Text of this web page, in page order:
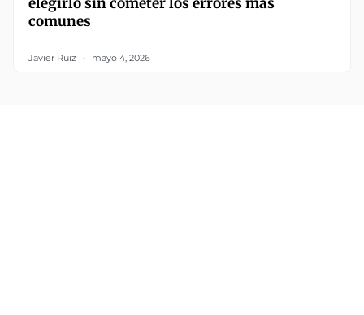
comunes
Javier Ruiz mayo 4, 2026